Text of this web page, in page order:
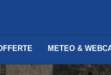
METEO &